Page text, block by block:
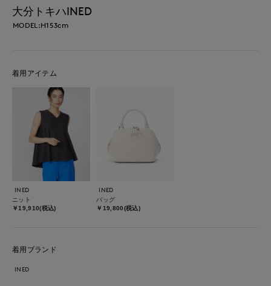
大分トキハINED
MODEL:H153cm
着用アイテム
INED
ニット
￥19,910(税込)
INED
バッグ
￥19,800(税込)
着用ブランド
INED